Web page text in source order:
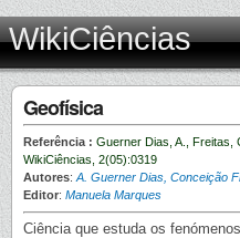
WikiCiências
Geofísica
Referência : Guerner Dias, A., Freitas,
WikiCiências, 2(05):0319
Autores: A. Guerner Dias, Conceição
Editor: Manuela Marques
Ciência que estuda os